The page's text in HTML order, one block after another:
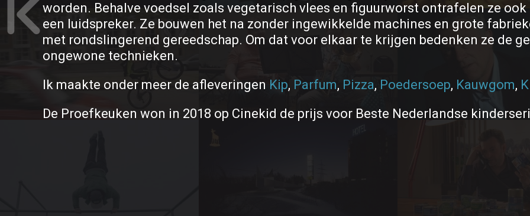
worden. Behalve voedsel zoals vegetarisch vlees en figuurworst ontrafelen ze
een luidspreker. Ze bouwen het na zonder ingewikkelde machines en grote
met rondslingerend gereedschap. Om dat voor elkaar te krijgen bedenken ze de
ongewone technieken.
Ik maakte onder meer de afleveringen Kip, Parfum, Pizza, Poedersoep, Kauwgom,
De Proefkeuken won in 2018 op Cinekid de prijs voor Beste Nederlandse